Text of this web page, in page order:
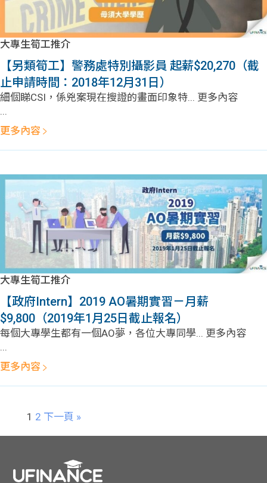
大專生筍工推介
【另類筍工】警務處特別攝影員 起薪$20,270（截
止申請時間：2018年12月31日）
細個睇CSI，係兇案現在搜證的畫面印象特... 更多內容
...
更多內容
大專生筍工推介
【政府Intern】2019 AO暑期實習－月薪
$9,800（2019年1月25日截止報名）
每個大專學生都有一個AO夢，各位大專同學... 更多內容
...
更多內容
1 2 下一頁 »